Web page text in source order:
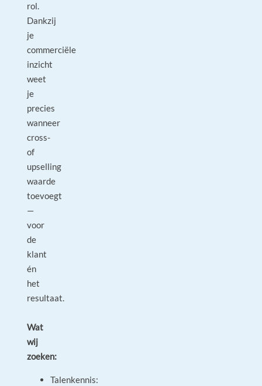
rol.
Dankzij
je
commerciële
inzicht
weet
je
precies
wanneer
cross-
of
upselling
waarde
toevoegt
—
voor
de
klant
én
het
resultaat.
Wat
wij
zoeken:
Talenkennis: